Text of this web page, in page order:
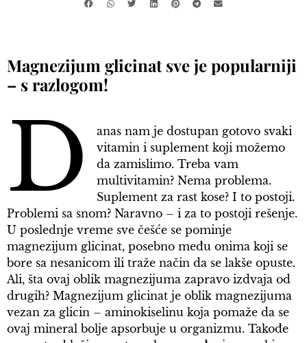
Magnezijum glicinat sve je popularniji
– s razlogom!
D
anas nam je dostupan gotovo svaki
vitamin i suplement koji možemo
da zamislimo. Treba vam
multivitamin? Nema problema.
Suplement za rast kose? I to postoji.
Problemi sa snom? Naravno – i za to postoji rešenje.
U poslednje vreme sve češće se pominje
magnezijum glicinat, posebno među onima koji se
bore sa nesanicom ili traže način da se lakše opuste.
Ali, šta ovaj oblik magnezijuma zapravo izdvaja od
drugih? Magnezijum glicinat je oblik magnezijuma
vezan za glicin – aminokiselinu koja pomaže da se
ovaj mineral bolje apsorbuje u organizmu. Takođe